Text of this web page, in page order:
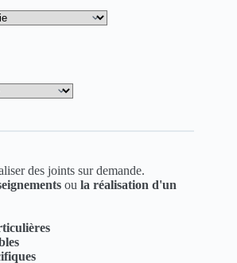
des joints sur demande.
ou la réalisation d'un